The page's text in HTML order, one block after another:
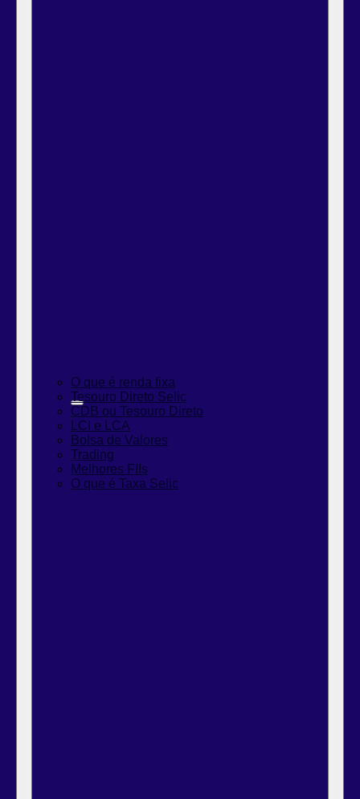
O que é renda fixa
Tesouro Direto Selic
CDB ou Tesouro Direto
LCI e LCA
Bolsa de Valores
Trading
Melhores FIIs
O que é Taxa Selic